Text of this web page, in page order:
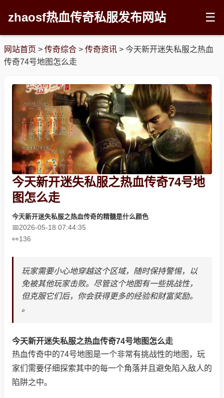
zhaosf热血传奇私服发布网站 ☰
网站首页 > 传奇综合 > 传奇资讯 > 今天新开迷失私服之热血
传奇74号地图怎么走
今天新开迷失私服之热血传奇74号地
图怎么走
今天新开迷失私服之热血传奇的精髓是什么颜色
2026-05-18 07:44:35
136
玩家需要小心地穿越这个区域，随时保持警惕，以
免被其他玩家击败。尽管这个地图有一些挑战性，
但克服它们后，你会获得更多的经验和财富奖励。
。
今天新开迷失私服之热血传奇74号地图怎么走
热血传奇中的74号地图是一个非常有挑战性的地图，玩
家们需要仔细探索其中的每一个角落并且避免陷入敌人的
陷阱之中。